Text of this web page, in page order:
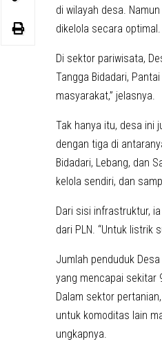
di wilayah desa.
dikelola secara optimal.
Di sektor pariwisata,
Tangga Bidadari,
masyarakat,” jelasnya.
Tak hanya itu, desa ini
dengan tiga di
Bidadari, Lebang, dan
kelola sendiri, dan
Dari sisi infrastruktur,
dari PLN. “Untuk listrik
Jumlah penduduk
yang mencapai sekitar
Dalam sektor
untuk komoditas lain
ungkapnya.